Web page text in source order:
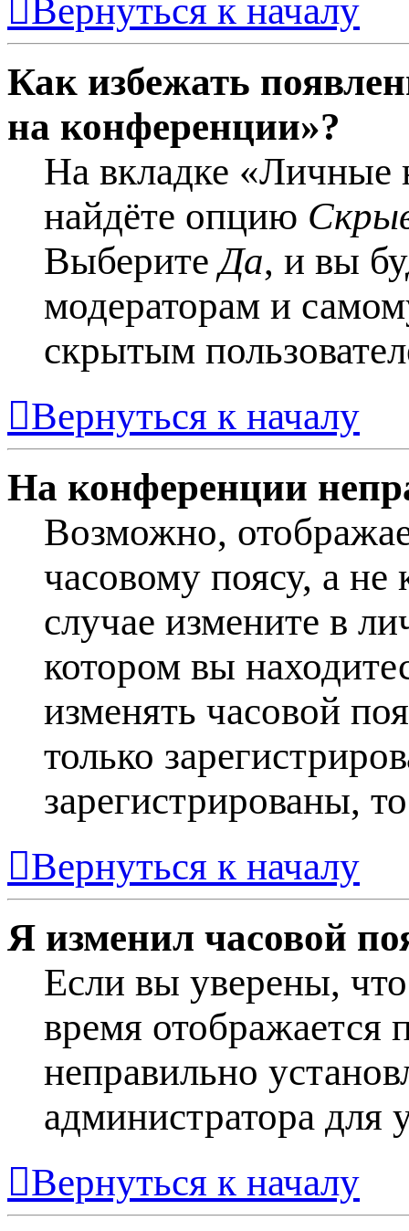
Вернуться к началу
Как избежать
на конференции»?
На вкладке «Личные
найдёте опцию
ВыберитеДа, и вы
модераторам и
скрытым
Вернуться к началу
На конференции
Возможно,
часовому поясу, а
случае измените в
котором вы
изменять часовой
только
зарегистрированы,
Вернуться к началу
Я изменил часовой
Если вы уверены,
время отображается
неправильно
администратора для
Вернуться к началу